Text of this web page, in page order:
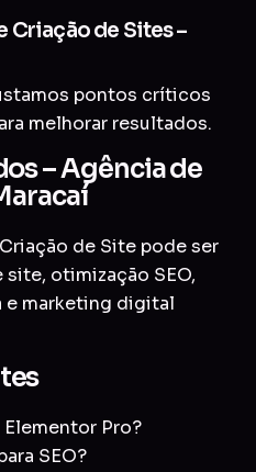
Criação de Sites –
pontos críticos
melhorar resultados.
– Agência de
de Site pode ser
site, otimização SEO,
e marketing digital
Pro?
SEO?